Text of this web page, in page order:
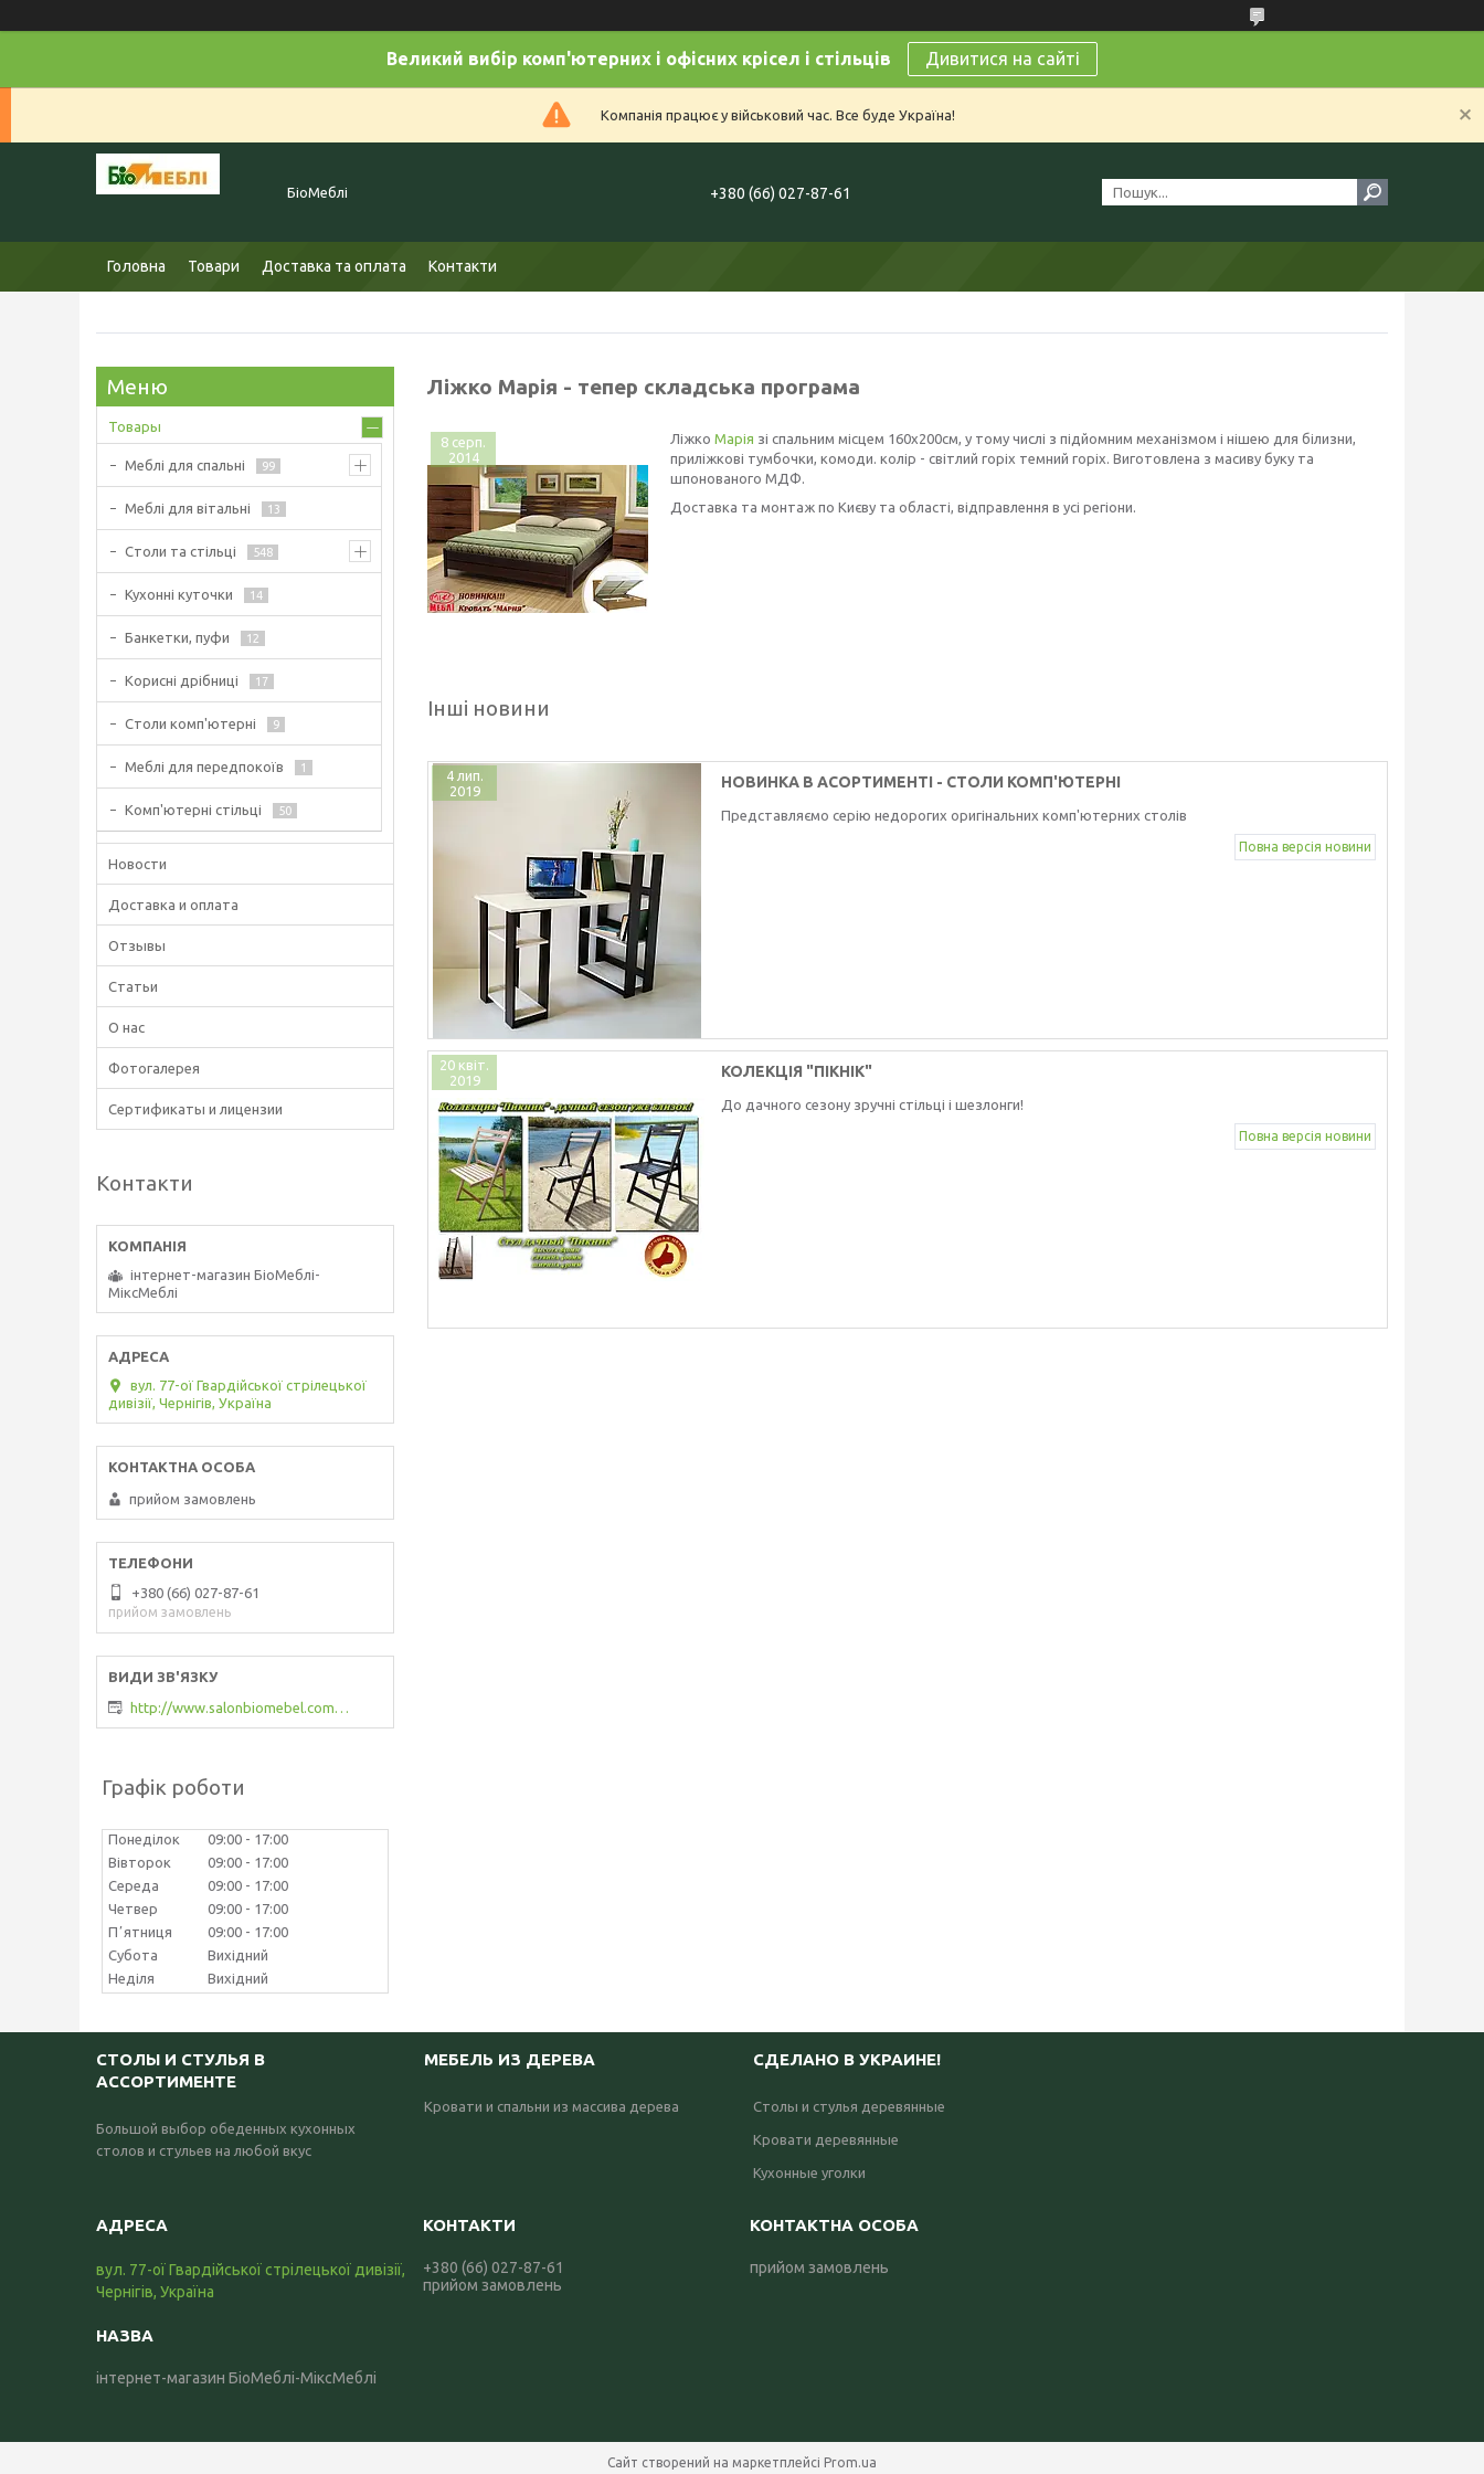
Великий вибір комп'ютерних і офісних крісел і стільців Дивитися на сайті
Компанія працює у військовий час. Все буде Україна!
БіоМеблі +380 (66) 027-87-61
Головна Товари Доставка та оплата Контакти
Ліжко Марія - тепер складська програма
8 серп.
2014
Ліжко Марія зі спальним місцем 160х200см, у тому числі з підйомним механізмом і нішею для білизни,
приліжкові тумбочки, комоди. колір - світлий горіх темний горіх. Виготовлена з масиву буку та
шпонованого МДФ.
Доставка та монтаж по Києву та області, відправлення в усі регіони.
Інші новини
4 лип.
2019
НОВИНКА В АСОРТИМЕНТІ - СТОЛИ КОМП'ЮТЕРНІ
Представляємо серію недорогих оригінальних комп'ютерних столів
Повна версія новини
20 квіт.
2019
КОЛЕКЦІЯ "ПІКНІК"
До дачного сезону зручні стільці і шезлонги!
Повна версія новини
Товары
Меблі для спальні 99
Меблі для вітальні 13
Столи та стільці 548
Кухонні куточки 14
Банкетки, пуфи 12
Корисні дрібниці 17
Столи комп'ютерні 9
Меблі для передпокоїв 1
Комп'ютерні стільці 50
Новости
Доставка и оплата
Отзывы
Статьи
О нас
Фотогалерея
Сертификаты и лицензии
Контакти
інтернет-магазин БіоМеблі-
МіксМеблі
вул. 77-ої Гвардійської стрілецької
дивізії, Чернігів, Україна
прийом замовлень
+380 (66) 027-87-61
прийом замовлень
http://www.salonbiomebel.com.ua
Графік роботи
Понеділок 09:00
17:00
Вівторок
09:00
17:00
Середа
09:00
17:00
Четвер
09:00
17:00
Пʼятниця
09:00
17:00
Субота
Вихідний
Неділя
Вихідний
СТОЛЫ И СТУЛЬЯ В
АССОРТИМЕНТЕ
Большой выбор обеденных кухонных
столов и стульев на любой вкус
МЕБЕЛЬ ИЗ ДЕРЕВА
Кровати и спальни из массива дерева
СДЕЛАНО В УКРАИНЕ!
Столы и стулья деревянные
Кровати деревянные
Кухонные уголки
вул. 77-ої Гвардійської стрілецької дивізії,
Чернігів, Україна
інтернет-магазин БіоМеблі-МіксМеблі
+380 (66) 027-87-61
прийом замовлень
прийом замовлень
Сайт створений на маркетплейсі Prom.ua